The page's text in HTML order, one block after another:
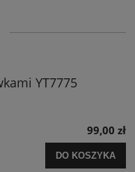
YT7775
99,00 zł
DO KOSZYKA